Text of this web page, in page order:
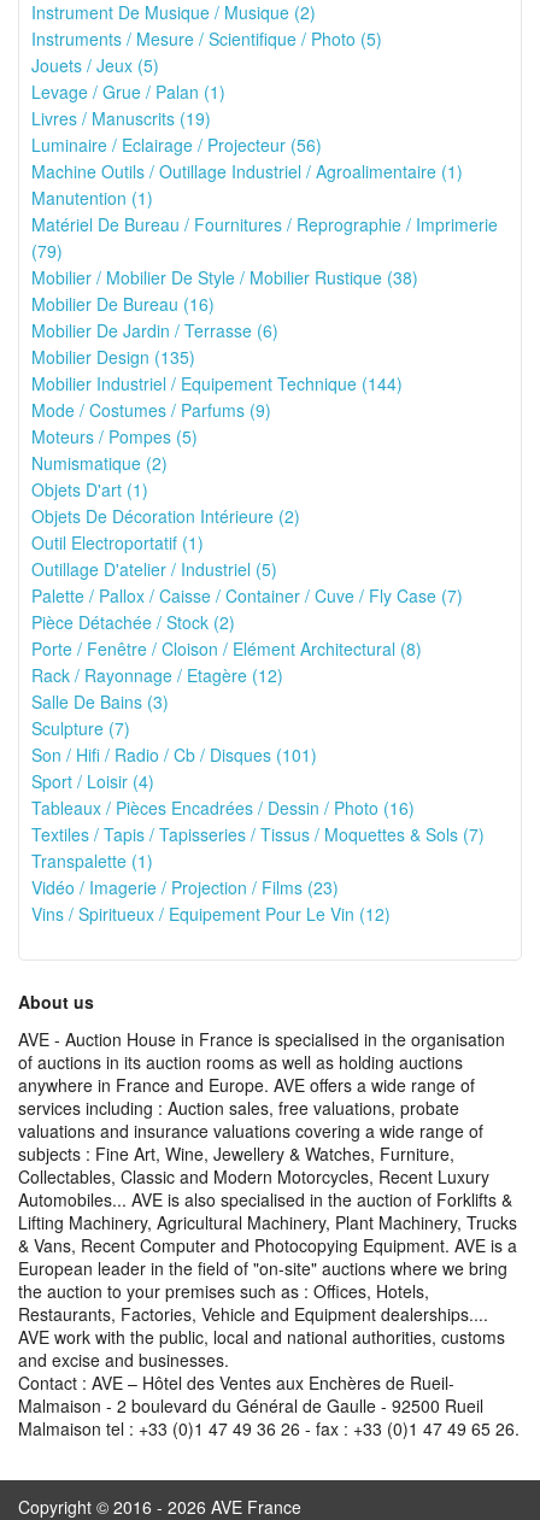
Instrument De Musique / Musique (2)
Instruments / Mesure / Scientifique / Photo (5)
Jouets / Jeux (5)
Levage / Grue / Palan (1)
Livres / Manuscrits (19)
Luminaire / Eclairage / Projecteur (56)
Machine Outils / Outillage Industriel / Agroalimentaire (1)
Manutention (1)
Matériel De Bureau / Fournitures / Reprographie / Imprimerie
(79)
Mobilier / Mobilier De Style / Mobilier Rustique (38)
Mobilier De Bureau (16)
Mobilier De Jardin / Terrasse (6)
Mobilier Design (135)
Mobilier Industriel / Equipement Technique (144)
Mode / Costumes / Parfums (9)
Moteurs / Pompes (5)
Numismatique (2)
Objets D'art (1)
Objets De Décoration Intérieure (2)
Outil Electroportatif (1)
Outillage D'atelier / Industriel (5)
Palette / Pallox / Caisse / Container / Cuve / Fly Case (7)
Pièce Détachée / Stock (2)
Porte / Fenêtre / Cloison / Elément Architectural (8)
Rack / Rayonnage / Etagère (12)
Salle De Bains (3)
Sculpture (7)
Son / Hifi / Radio / Cb / Disques (101)
Sport / Loisir (4)
Tableaux / Pièces Encadrées / Dessin / Photo (16)
Textiles / Tapis / Tapisseries / Tissus / Moquettes & Sols (7)
Transpalette (1)
Vidéo / Imagerie / Projection / Films (23)
Vins / Spiritueux / Equipement Pour Le Vin (12)
About us
AVE - Auction House in France is specialised in the organisation
of auctions in its auction rooms as well as holding auctions
anywhere in France and Europe. AVE offers a wide range of
services including : Auction sales, free valuations, probate
valuations and insurance valuations covering a wide range of
subjects : Fine Art, Wine, Jewellery & Watches, Furniture,
Collectables, Classic and Modern Motorcycles, Recent Luxury
Automobiles... AVE is also specialised in the auction of Forklifts &
Lifting Machinery, Agricultural Machinery, Plant Machinery, Trucks
& Vans, Recent Computer and Photocopying Equipment. AVE is a
European leader in the field of "on-site" auctions where we bring
the auction to your premises such as : Offices, Hotels,
Restaurants, Factories, Vehicle and Equipment dealerships....
AVE work with the public, local and national authorities, customs
and excise and businesses.
Contact : AVE – Hôtel des Ventes aux Enchères de Rueil-
Malmaison - 2 boulevard du Général de Gaulle - 92500 Rueil
Malmaison tel : +33 (0)1 47 49 36 26 - fax : +33 (0)1 47 49 65 26.
Copyright © 2016 - 2026 AVE France